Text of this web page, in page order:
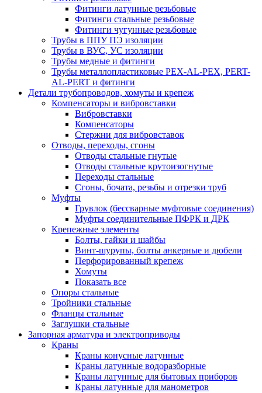
Фитинги латунные резьбовые
Фитинги стальные резьбовые
Фитинги чугунные резьбовые
Трубы в ППУ ПЭ изоляции
Трубы в ВУС, УС изоляции
Трубы медные и фитинги
Трубы металлопластиковые PEX-AL-PEX, PERT-
AL-PERT и фитинги
Детали трубопроводов, хомуты и крепеж
Компенсаторы и вибровставки
Вибровставки
Компенсаторы
Стержни для вибровставок
Отводы, переходы, сгоны
Отводы стальные гнутые
Отводы стальные крутоизогнутые
Переходы стальные
Сгоны, бочата, резьбы и отрезки труб
Муфты
Грувлок (бессварные муфтовые соединения)
Муфты соединительные ПФРК и ДРК
Крепежные элементы
Болты, гайки и шайбы
Винт-шурупы, болты анкерные и дюбели
Перфорированный крепеж
Хомуты
Показать все
Опоры стальные
Тройники стальные
Фланцы стальные
Заглушки стальные
Запорная арматура и электроприводы
Краны
Краны конусные латунные
Краны латунные водоразборные
Краны латунные для бытовых приборов
Краны латунные для манометров